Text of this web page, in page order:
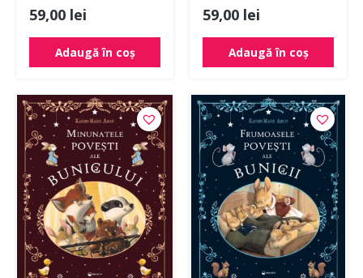
59,00 lei
Adaugă în coș
59,00 lei
Adaugă în coș